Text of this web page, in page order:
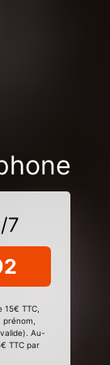
7
TTC,
Au-
TTC par